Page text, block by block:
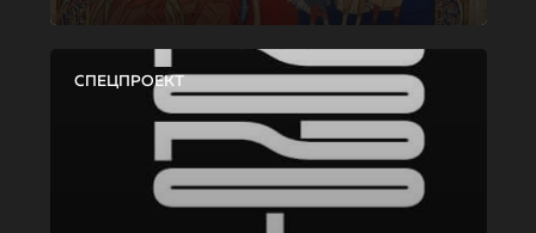
СПЕЦПРОЕКТ